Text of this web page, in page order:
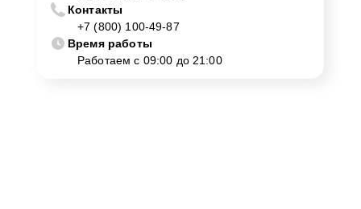
Контакты
+7 (800) 100-49-87
Время работы
Работаем с 09:00 до 21:00